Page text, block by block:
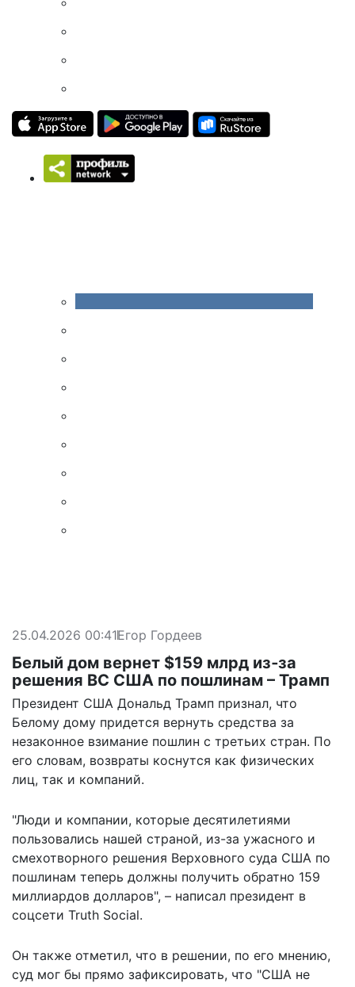
25.04.2026 00:41Егор Гордеев
Белый дом вернет $159 млрд из‑за
решения ВС США по пошлинам – Трамп
Президент США Дональд Трамп признал, что
Белому дому придется вернуть средства за
незаконное взимание пошлин с третьих стран. По
его словам, возвраты коснутся как физических
лиц, так и компаний.
"Люди и компании, которые десятилетиями
пользовались нашей страной, из-за ужасного и
смехотворного решения Верховного суда США по
пошлинам теперь должны получить обратно 159
миллиардов долларов", – написал президент в
соцсети Truth Social.
Он также отметил, что в решении, по его мнению,
суд мог бы прямо зафиксировать, что "США не